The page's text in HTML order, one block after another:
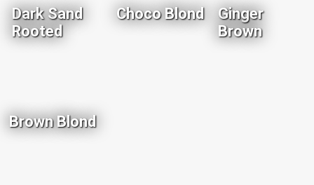
Dark Sand
Rooted
Choco Blond
Ginger
Brown
Brown Blond